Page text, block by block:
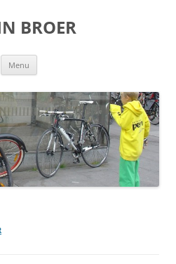
BROER
Menu
inhoud